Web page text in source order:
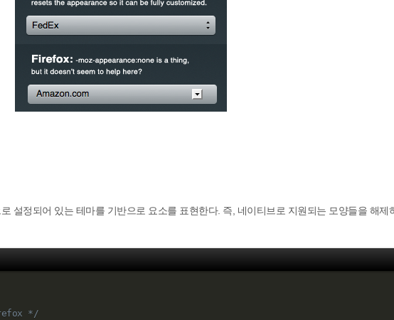
설정되어 있는 테마를 기반으로 요소를 표현한다. 즉, 네이티브로 지원되는 모양들을 해제
*/